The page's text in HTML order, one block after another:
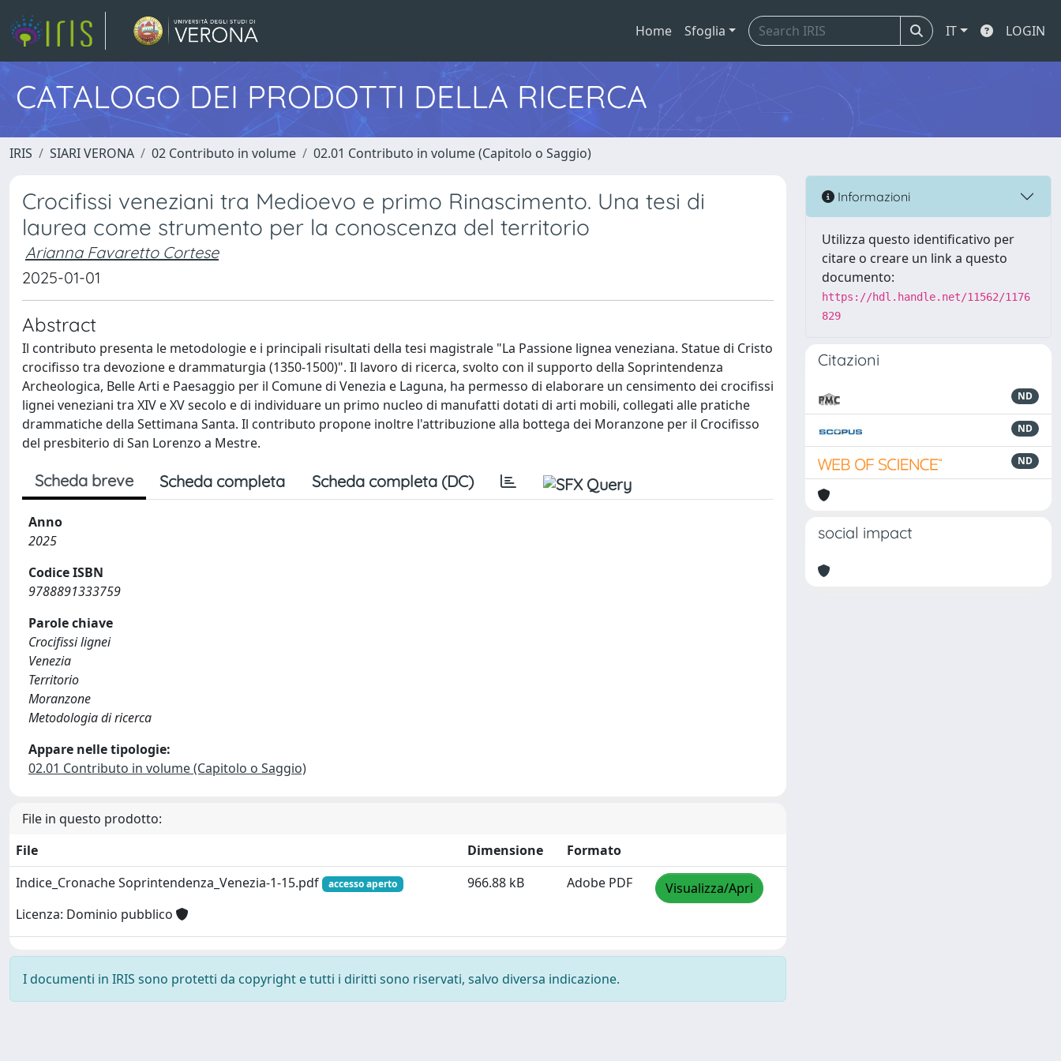
Home Sfoglia IT LOGIN
CATALOGO DEI PRODOTTI DELLA RICERCA
IRIS SIARI VERONA 02 Contributo in volume 02.01 Contributo in volume (Capitolo o Saggio)
Crocifissi veneziani tra Medioevo e primo Rinascimento. Una tesi di
laurea come strumento per la conoscenza del territorio
Arianna Favaretto Cortese
2025-01-01
Abstract
Il contributo presenta le metodologie e i principali risultati della tesi magistrale "La Passione lignea veneziana. Statue di Cristo
crocifisso tra devozione e drammaturgia (1350-1500)". Il lavoro di ricerca, svolto con il supporto della Soprintendenza
Archeologica, Belle Arti e Paesaggio per il Comune di Venezia e Laguna, ha permesso di elaborare un censimento dei crocifissi
lignei veneziani tra XIV e XV secolo e di individuare un primo nucleo di manufatti dotati di arti mobili, collegati alle pratiche
drammatiche della Settimana Santa. Il contributo propone inoltre l'attribuzione alla bottega dei Moranzone per il Crocifisso
del presbiterio di San Lorenzo a Mestre.
Scheda breve Scheda completa Scheda completa (DC)
Anno
2025
Codice ISBN
9788891333759
Parole chiave
Crocifissi lignei
Venezia
Territorio
Moranzone
Metodologia di ricerca
Appare nelle tipologie:
02.01 Contributo in volume (Capitolo o Saggio)
File in questo prodotto:
File
Dimensione
Formato
Indice_Cronache Soprintendenza_Venezia-1-15.pdf
accesso aperto
Licenza: Dominio pubblico
966.88 kB Adobe PDF Visualizza/Apri
I documenti in IRIS sono protetti da copyright e tutti i diritti sono riservati, salvo diversa indicazione.
Informazioni
Utilizza questo identificativo per
citare o creare un link a questo
documento:
https://hdl.handle.net/11562/1176
829
Citazioni
ND
ND
ND
social impact